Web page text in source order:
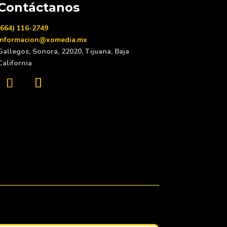
116-2749
Sonora, 22020, Tijuana, Baja